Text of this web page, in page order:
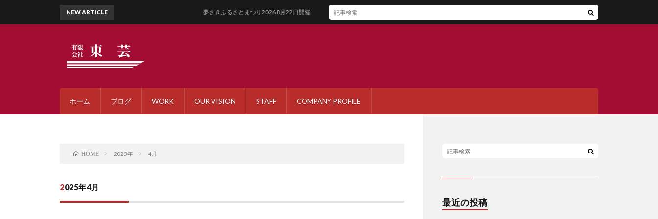
ホーム ブログ WORK OUR VISION STAFF COMPANY PROFILE
NEW ARTICLE 夢さきふるさとまつり2026 8月22日開催
HOME 2025年 4月
2025年4月
最近の投稿